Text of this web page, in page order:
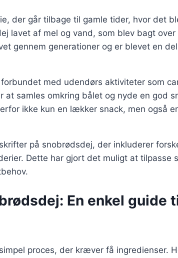
der går tilbage til gamle tider, hvor det
lavet af mel og vand, som blev bagt
gennem generationer og er blevet en
med udendørs aktiviteter som
at samles omkring bålet og nyde en god
ikke kun en lækker snack, men også
på snobrødsdej, der inkluderer
Dette har gjort det muligt at tilpasse
En enkel guide
proces, der kræver få ingredienser.